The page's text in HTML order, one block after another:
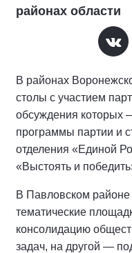
районах области
В районах
столы с участием
обсуждения которых
программы партии и
отделения «Единой
«Выстоять и
В Павловском районе
тематические
консолидацию
задач, на другой —